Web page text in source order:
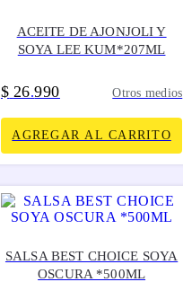
ACEITE DE AJONJOLI Y
SOYA LEE KUM*207ML
$ 26.990 Otros medios
AGREGAR AL CARRITO
SALSA BEST CHOICE SOYA
OSCURA *500ML